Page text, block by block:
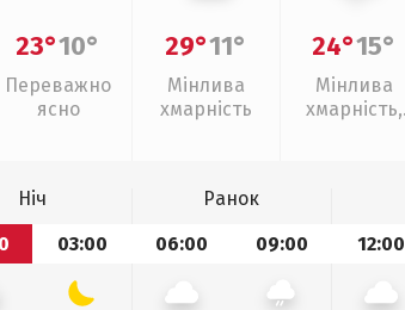
23°10°
Переважно
ясно
29°11°
Мінлива
хмарність
24°15°
Мінлива
хмарність,
Ніч Ранок
03:00 06:00 09:00 12:00